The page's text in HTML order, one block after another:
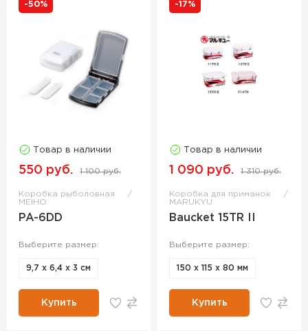
-50%
Товар в наличии
550 руб. 1 100 руб.
Коробка рыболовная
MEIHO
PA-6DD
Выберите размер:
9,7 х 6,4 х 3 см
Купить
-17%
Товар в наличии
1 090 руб. 1 310 руб.
Коробка для приманок
MARUKYU
Baucket 15TR II
Выберите размер:
150 x 115 x 80 мм
Купить